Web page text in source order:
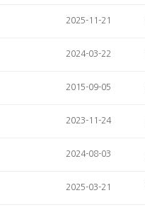
2025-11-21
2024-03-22
2015-09-05
2023-11-24
2024-08-03
2025-03-21